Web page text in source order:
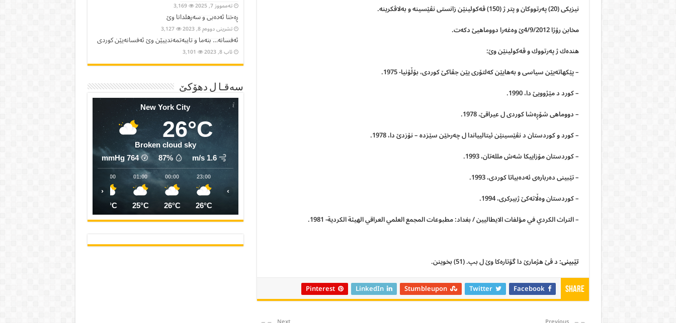
نیزیكى (20) په‌رتووكان و پتر ژ (150) ڤه‌كولینێن زانستى نڤێسینه‌ و به‌لاڤكرینه‌.
مخابن رۆژا 4/9/2012ێ وه‌غه‌را دووماهیێ دكه‌ت.
هنده‌ك ژ په‌رتووك و ڤه‌كولینێن وێ:
– پێكهاته‌یێن سیاسى و به‌هایێن كه‌لتۆرى یێن جڤاكێ كوردى، بۆڵۆنیا- 1975.
– كورد د مێژوویێ دا، 1990.
– دووماهى شۆڕەشا كوردى ل عیراقێ، 1978.
– كورد و كوردستان د نڤێسینێن ئیتالییاندا ل چه‌رخێن سێزده‌ – نۆزدێ دا، 1978.
– كوردستان مۆزاییكا شه‌ش ملله‌تان، 1993.
– تێبینى ده‌رباره‌ى ئه‌ده‌بیاتا كوردى، 1993.
– كوردستان وه‌ڵاته‌كێ ژبیركرى، 1994.
– التراث الكردي في مؤلفات الايطاليين / بغداد: مطبوعات المجمع العلمي العراقي الهيئة الكردية- 1981.
تێبینی:د ڤێ هژمارێ دا گۆتارەکا وێ ل بپ. (51) بخوینن.
Share
Facebook
Twitter
Stumbleupon
LinkedIn
Pinterest
تەممووز 7, 2025
3,169
ڕەخنا ئەدەبی و سەرهلدانا وێ
تشرینی دووەم 8, 2023 3,127
ئەفسانە… بنەما و تایبەتمەندییێن وێ ئەفسانەیێن كوردی
ئاب 8, 2023 3,101
سەقـا ل دھۆکێ
New York City
26°C
Broken cloud sky
1.6 m/s
87%
764
mmHg
23:00
26°C
00:00
26°C
01:00
25°C
02:00
25°C
‹ ›